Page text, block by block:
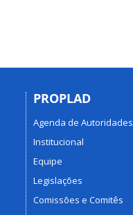
PROPLAD
Agenda de Autoridades
Institucional
Equipe
Legislações
Comissões e Comitês